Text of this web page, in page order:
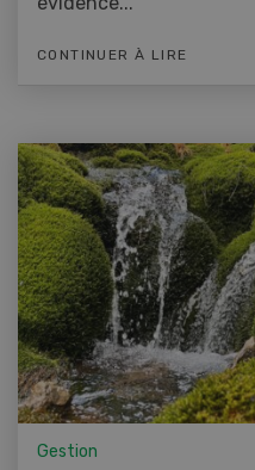
CONTINUER À LIRE
Gestion